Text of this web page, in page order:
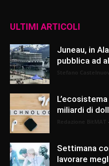
ULTIMI ARTICOLI
Juneau, in
pubblica ad
miliardi di
Settimana
lavorare